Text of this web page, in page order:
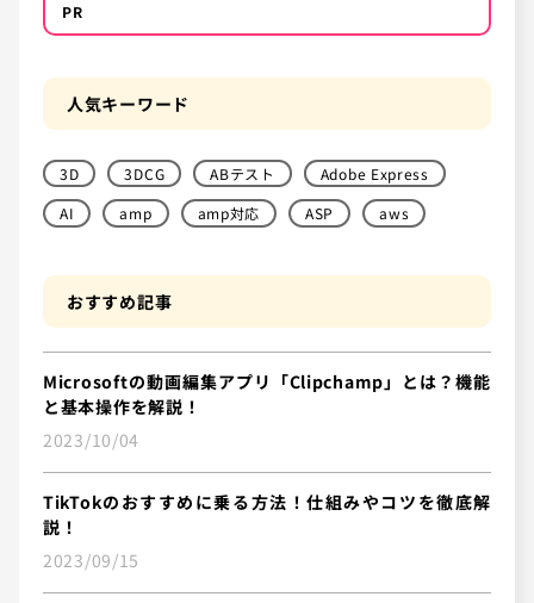
PR
人気キーワード
3D 3DCG ABテスト
Adobe Express
AI
amp amp対応 ASP aws
おすすめ記事
Microsoftの動画編集アプリ「Clipchamp」とは？機能
と基本操作を解説！
2023/10/04
TikTokのおすすめに乗る方法！仕組みやコツを徹底解
説！
2023/09/15